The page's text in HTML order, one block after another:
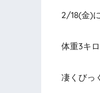
2/18(金)
体重3キロ
凄くびっ